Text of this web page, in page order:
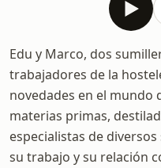
Edu y Marco, dos
trabajadores de la
novedades en el mundo
materias primas,
especialistas de
su trabajo y su relación